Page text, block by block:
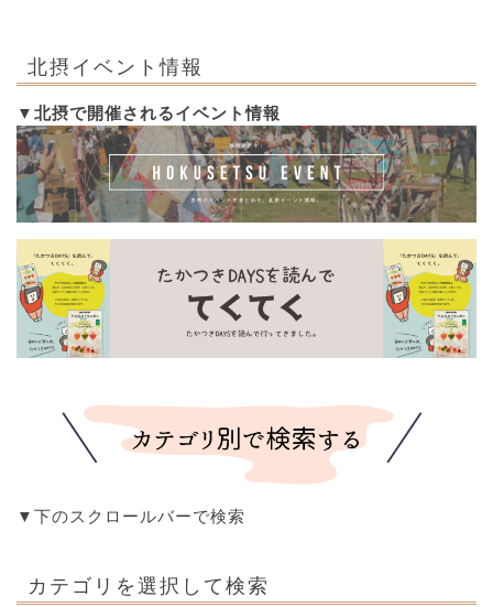
北摂イベント情報
▼北摂で開催されるイベント情報
▼下のスクロールバーで検索
カテゴリを選択して検索